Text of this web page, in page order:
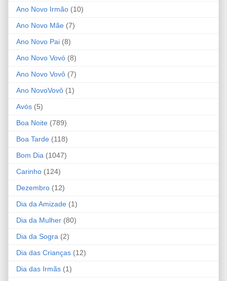
Ano Novo Irmão (10)
Ano Novo Mãe (7)
Ano Novo Pai (8)
Ano Novo Vovó (8)
Ano Novo Vovô (7)
Ano NovoVovô (1)
Avós (5)
Boa Noite (789)
Boa Tarde (118)
Bom Dia (1047)
Carinho (124)
Dezembro (12)
Dia da Amizade (1)
Dia da Mulher (80)
Dia da Sogra (2)
Dia das Crianças (12)
Dia das Irmãs (1)